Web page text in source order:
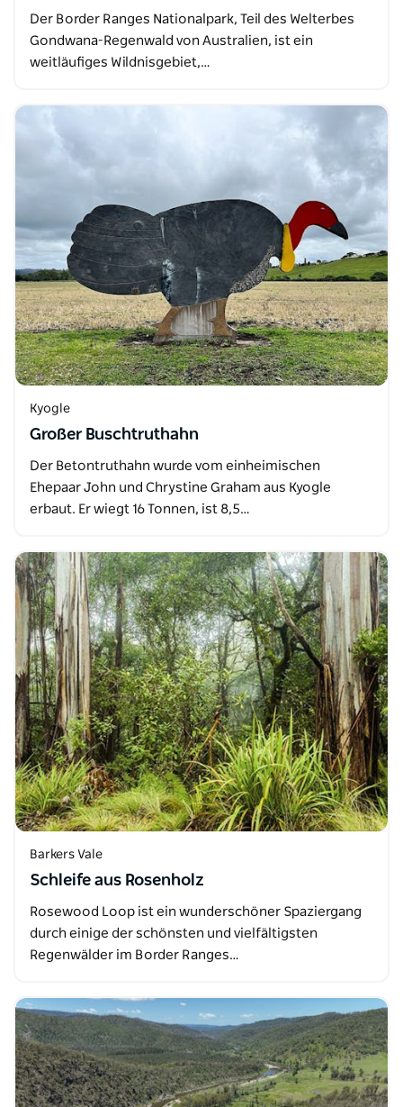
Der Border Ranges Nationalpark, Teil des Welterbes
Gondwana-Regenwald von Australien, ist ein
weitläufiges Wildnisgebiet,…
Kyogle
Großer Buschtruthahn
Der Betontruthahn wurde vom einheimischen
Ehepaar John und Chrystine Graham aus Kyogle
erbaut. Er wiegt 16 Tonnen, ist 8,5…
Barkers Vale
Schleife aus Rosenholz
Rosewood Loop ist ein wunderschöner Spaziergang
durch einige der schönsten und vielfältigsten
Regenwälder im Border Ranges…